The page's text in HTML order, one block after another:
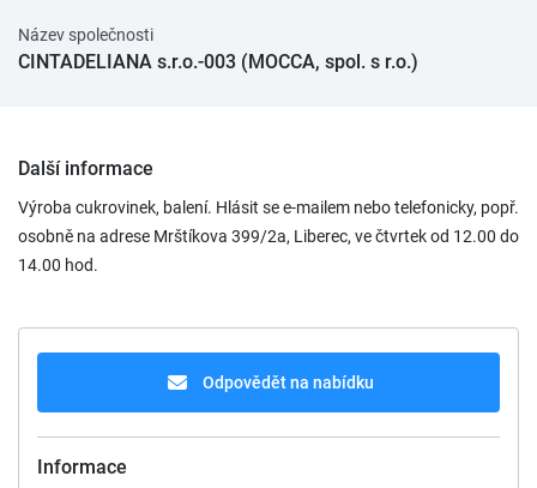
Název společnosti
CINTADELIANA s.r.o.-003 (MOCCA, spol. s r.o.)
Další informace
Výroba cukrovinek, balení. Hlásit se e-mailem nebo telefonicky, popř.
osobně na adrese Mrštíkova 399/2a, Liberec, ve čtvrtek od 12.00 do
14.00 hod.
Odpovědět na nabídku
Informace